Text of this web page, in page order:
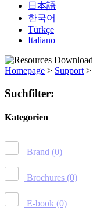
日本語
한국어
Türkçe
Italiano
Homepage > Support >
Suchfilter:
Kategorien
Brand (0)
Brochures (0)
E-book (0)